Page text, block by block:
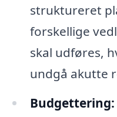
struktureret
forskellige
skal udføres,
undgå akutte
Budgettering: